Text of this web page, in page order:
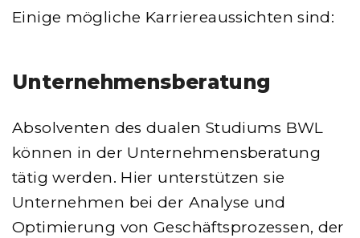
Einige mögliche Karriereaussichten sind:
Unternehmensberatung
Absolventen des dualen Studiums BWL
können in der Unternehmensberatung
tätig werden. Hier unterstützen sie
Unternehmen bei der Analyse und
Optimierung von Geschäftsprozessen, der